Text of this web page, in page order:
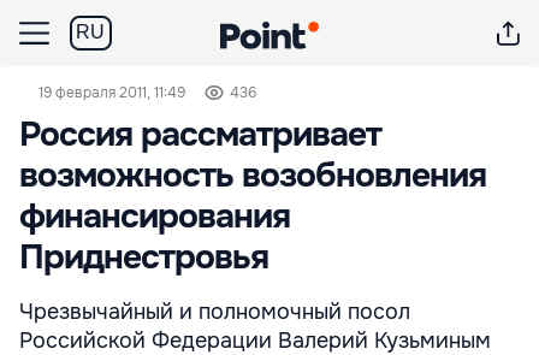
RU
19 февраля 2011, 11:49 436
Россия рассматривает
возможность возобновления
финансирования
Приднестровья
Чрезвычайный и полномочный посол
Российской Федерации Валерий Кузьминым